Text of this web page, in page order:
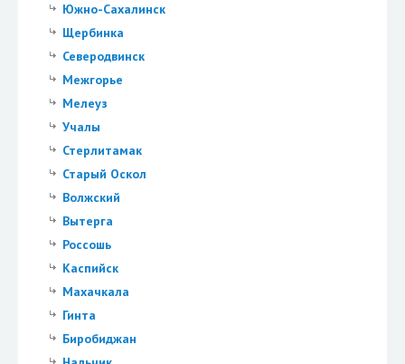
Южно-Сахалинск
Щербинка
Северодвинск
Межгорье
Мелеуз
Учалы
Стерлитамак
Старый Оскол
Волжский
Вытерга
Россошь
Каспийск
Махачкала
Гинта
Биробиджан